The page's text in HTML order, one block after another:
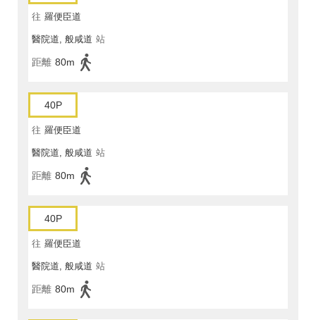
往 羅便臣道
醫院道, 般咸道 站
距離 80m
40P
往 羅便臣道
醫院道, 般咸道 站
距離 80m
40P
往 羅便臣道
醫院道, 般咸道 站
距離 80m